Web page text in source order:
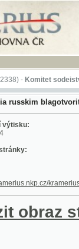
-Komitet sodeistviia